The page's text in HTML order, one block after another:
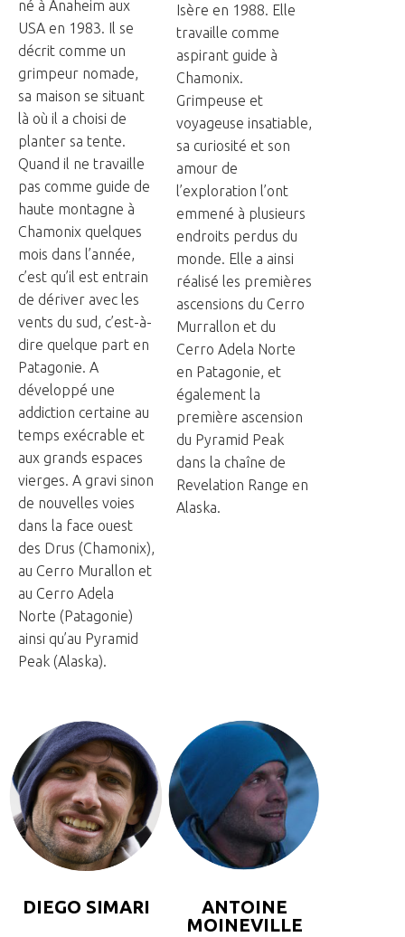
né à Anaheim aux
USA en 1983. Il se
décrit comme un
grimpeur nomade,
sa maison se situant
là où il a choisi de
planter sa tente.
Quand il ne travaille
pas comme guide de
haute montagne à
Chamonix quelques
mois dans l’année,
c’est qu’il est entrain
de dériver avec les
vents du sud, c’est-à-
dire quelque part en
Patagonie. A
développé une
addiction certaine au
temps exécrable et
aux grands espaces
vierges. A gravi sinon
de nouvelles voies
dans la face ouest
des Drus (Chamonix),
au Cerro Murallon et
au Cerro Adela
Norte (Patagonie)
ainsi qu’au Pyramid
Peak (Alaska).
Isère en 1988. Elle
travaille comme
aspirant guide à
Chamonix.
Grimpeuse et
voyageuse insatiable,
sa curiosité et son
amour de
l’exploration l’ont
emmené à plusieurs
endroits perdus du
monde. Elle a ainsi
réalisé les premières
ascensions du Cerro
Murrallon et du
Cerro Adela Norte
en Patagonie, et
également la
première ascension
du Pyramid Peak
dans la chaîne de
Revelation Range en
Alaska.
DIEGO SIMARI
ANTOINE
MOINEVILLE